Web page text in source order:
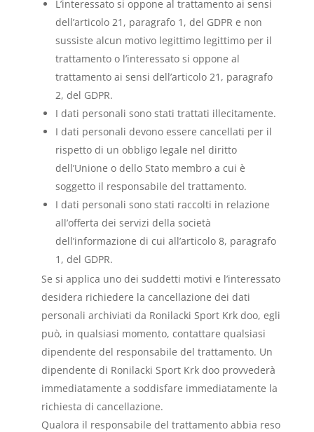
L’interessato si oppone al trattamento ai sensi
dell’articolo 21, paragrafo 1, del GDPR e non
sussiste alcun motivo legittimo legittimo per il
trattamento o l’interessato si oppone al
trattamento ai sensi dell’articolo 21, paragrafo
2, del GDPR.
I dati personali sono stati trattati illecitamente.
I dati personali devono essere cancellati per il
rispetto di un obbligo legale nel diritto
dell’Unione o dello Stato membro a cui è
soggetto il responsabile del trattamento.
I dati personali sono stati raccolti in relazione
all’offerta dei servizi della società
dell’informazione di cui all’articolo 8, paragrafo
1, del GDPR.
Se si applica uno dei suddetti motivi e l’interessato
desidera richiedere la cancellazione dei dati
personali archiviati da Ronilacki Sport Krk doo, egli
può, in qualsiasi momento, contattare qualsiasi
dipendente del responsabile del trattamento. Un
dipendente di Ronilacki Sport Krk doo provvederà
immediatamente a soddisfare immediatamente la
richiesta di cancellazione.
Qualora il responsabile del trattamento abbia reso